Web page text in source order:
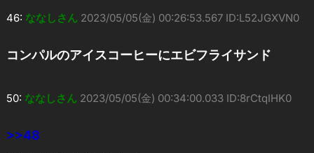
46: ななしさん 2023/05/05(金) 00:26:53.567 ID:L52JGXVN0
コンパルのアイスコーヒーにエビフライサンド
50: ななしさん 2023/05/05(金) 00:34:00.033 ID:8rCtqIHK0
>>48